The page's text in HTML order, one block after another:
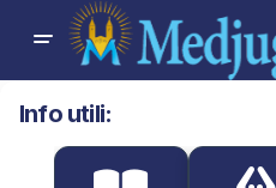
Info utili: